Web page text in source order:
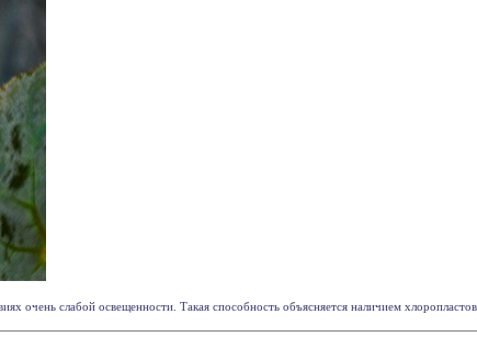
очень слабой освещенности. Такая способность объясняется наличием хлоропластов